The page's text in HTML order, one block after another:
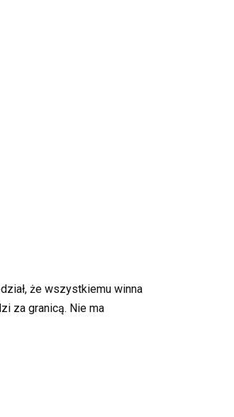
że wszystkiemu winna
za granicą. Nie ma